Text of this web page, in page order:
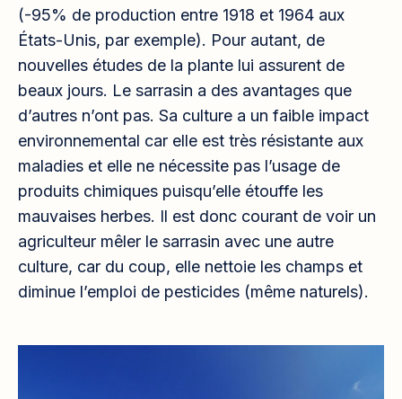
(-95% de production entre 1918 et 1964 aux
États-Unis, par exemple). Pour autant, de
nouvelles études de la plante lui assurent de
beaux jours. Le sarrasin a des avantages que
d’autres n’ont pas. Sa culture a un faible impact
environnemental car elle est très résistante aux
maladies et elle ne nécessite pas l’usage de
produits chimiques puisqu’elle étouffe les
mauvaises herbes. Il est donc courant de voir un
agriculteur mêler le sarrasin avec une autre
culture, car du coup, elle nettoie les champs et
diminue l’emploi de pesticides (même naturels).